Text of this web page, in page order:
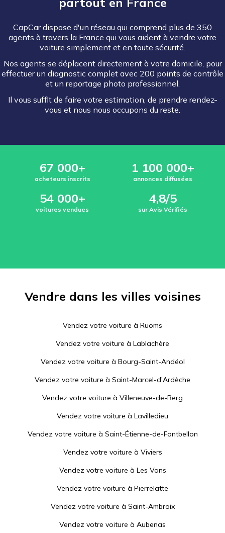
CapCar dispose d'un réseau qui comprend plus de 350
agents à travers la France qui vous aident à vendre votre
voiture simplement et en toute sécurité.
Nos agents se déplacent directement à votre domicile, pour
effectuer un diagnostic complet avec 200 points de contrôle
et un reportage photo professionnel.
Il vous suffit de faire votre estimation, de prendre rendez-
vous et nous nous occupons du reste.
67 000+
acheteurs inscrits
1 100 000+
annonces diffusées
54 000+
voitures vendues
4,8/5
sur Avis Vérifiés
Vendre dans les villes voisines
Vendez votre voiture à Ruoms
Vendez votre voiture à Lablachère
Vendez votre voiture à Bourg-Saint-Andéol
Vendez votre voiture à Saint-Marcel-d'Ardèche
Vendez votre voiture à Villeneuve-de-Berg
Vendez votre voiture à Lavilledieu
Vendez votre voiture à Saint-Étienne-de-Fontbellon
Vendez votre voiture à Viviers
Vendez votre voiture à Les Vans
Vendez votre voiture à Pierrelatte
Vendez votre voiture à Saint-Ambroix
Vendez votre voiture à Aubenas